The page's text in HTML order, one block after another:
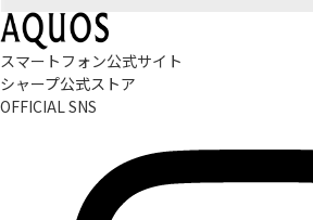
スマートフォン公式サイト
シャープ公式ストア
OFFICIAL SNS